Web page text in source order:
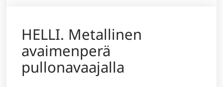
HELLI. Metallinen
avaimenperä
pullonavaajalla